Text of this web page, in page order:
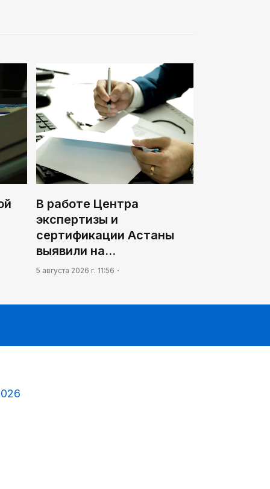
В работе Центра
экспертизы и
сертификации Астаны
выявили на…
5 августа 2026 г. 11:56